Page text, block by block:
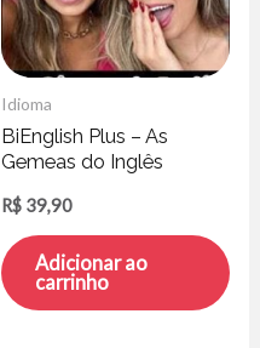
Idioma
BiEnglish Plus – As
Gemeas do Inglês
R$ 39,90
Adicionar ao
carrinho